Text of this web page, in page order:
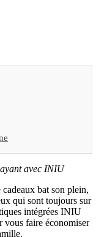
avec INIU
bat son plein,
qui sont toujours sur
intégrées INIU
vous faire économiser